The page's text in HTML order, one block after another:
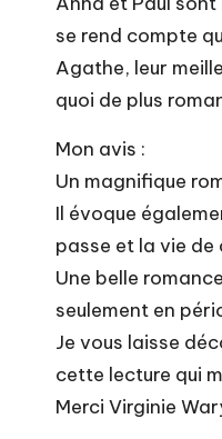
se rend compte
Agathe, leur
quoi de plus
Mon avis :
Un magnifique
Il évoque
passe et la vie de
Une belle
seulement en
Je vous laisse
cette lecture qui
Merci Virginie